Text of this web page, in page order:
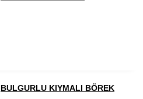
BULGURLU KIYMALI BÖREK